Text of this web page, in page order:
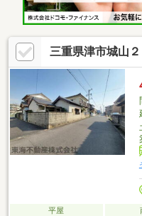
三重県津市城山
平屋